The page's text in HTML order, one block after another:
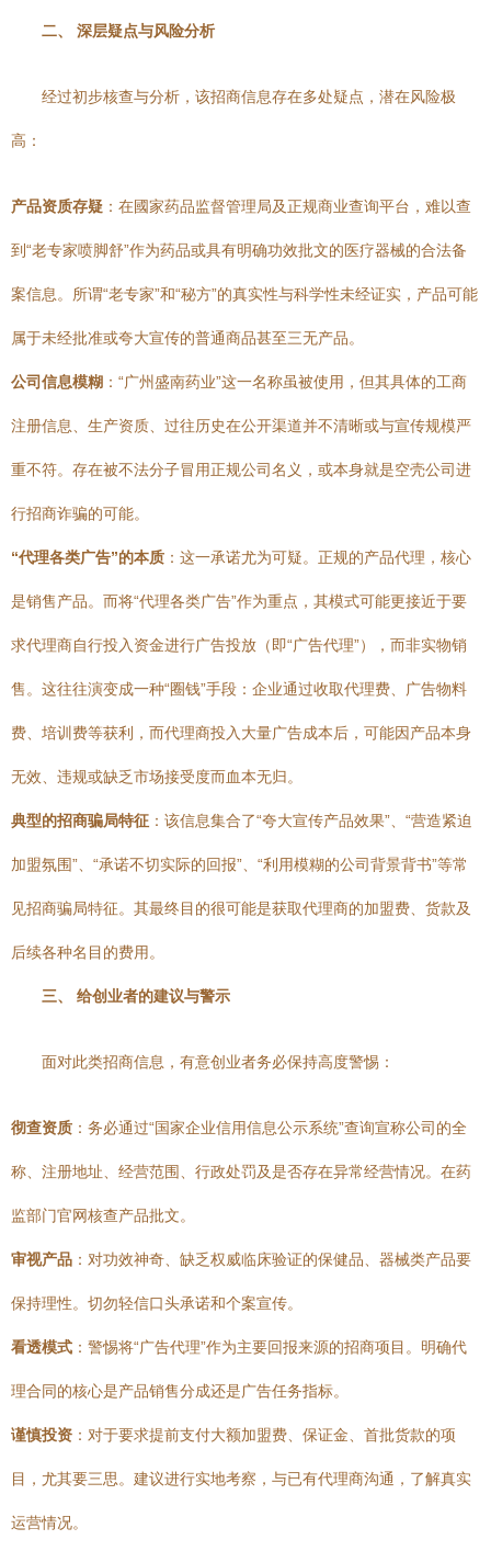
二、 深层疑点与风险分析
经过初步核查与分析，该招商信息存在多处疑点，潜在风险极
高：
产品资质存疑 ：在國家药品监督管理局及正规商业查询平台，难以查
到“老专家喷脚舒”作为药品或具有明确功效批文的医疗器械的合法备
案信息。所谓“老专家”和“秘方”的真实性与科学性未经证实，产品可能
属于未经批准或夸大宣传的普通商品甚至三无产品。
公司信息模糊 ：“广州盛南药业”这一名称虽被使用，但其具体的工商
注册信息、生产资质、过往历史在公开渠道并不清晰或与宣传规模严
重不符。存在被不法分子冒用正规公司名义，或本身就是空壳公司进
行招商诈骗的可能。
“代理各类广告”的本质 ：这一承诺尤为可疑。正规的产品代理，核心
是销售产品。而将“代理各类广告”作为重点，其模式可能更接近于要
求代理商自行投入资金进行广告投放（即“广告代理”），而非实物销
售。这往往演变成一种“圈钱”手段：企业通过收取代理费、广告物料
费、培训费等获利，而代理商投入大量广告成本后，可能因产品本身
无效、违规或缺乏市场接受度而血本无归。
典型的招商骗局特征 ：该信息集合了“夸大宣传产品效果”、“营造紧迫
加盟氛围”、“承诺不切实际的回报”、“利用模糊的公司背景背书”等常
见招商骗局特征。其最终目的很可能是获取代理商的加盟费、货款及
后续各种名目的费用。
三、 给创业者的建议与警示
面对此类招商信息，有意创业者务必保持高度警惕：
彻查资质 ：务必通过“国家企业信用信息公示系统”查询宣称公司的全
称、注册地址、经营范围、行政处罚及是否存在异常经营情况。在药
监部门官网核查产品批文。
审视产品 ：对功效神奇、缺乏权威临床验证的保健品、器械类产品要
保持理性。切勿轻信口头承诺和个案宣传。
看透模式 ：警惕将“广告代理”作为主要回报来源的招商项目。明确代
理合同的核心是产品销售分成还是广告任务指标。
谨慎投资 ：对于要求提前支付大额加盟费、保证金、首批货款的项
目，尤其要三思。建议进行实地考察，与已有代理商沟通，了解真实
运营情况。